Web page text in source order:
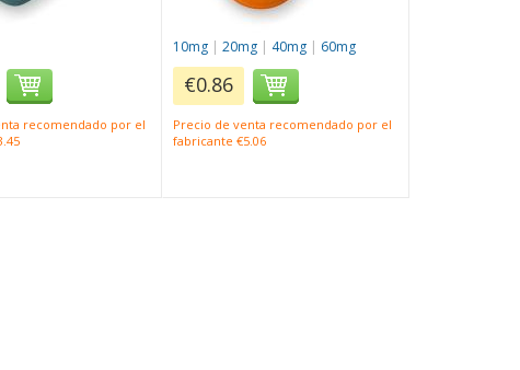
recomendado por el
10mg |20mg | 40mg | 60mg
€0.86
Precio de venta recomendado por el
fabricante €5.06